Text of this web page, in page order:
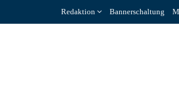
Redaktion Bannerschaltung